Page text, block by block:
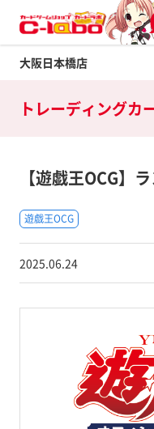
大阪日本橋店
Twitter
トレーディングカ
【遊戯王OCG】
遊戯王OCG
2025.06.24